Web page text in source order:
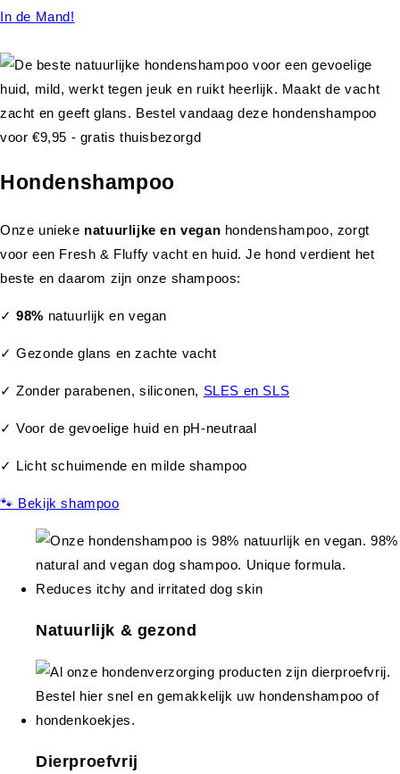
In de Mand!
Hondenshampoo
Onze unieke natuurlijke en vegan hondenshampoo, zorgt
voor een Fresh & Fluffy vacht en huid. Je hond verdient het
beste en daarom zijn onze shampoos:
✓98% natuurlijk en vegan
✓ Gezonde glans en zachte vacht
✓ Zonder parabenen, siliconen, SLES en SLS
✓ Voor de gevoelige huid en pH-neutraal
✓ Licht schuimende en milde shampoo
🐾 Bekijk shampoo
Natuurlijk & gezond
Dierproefvrij